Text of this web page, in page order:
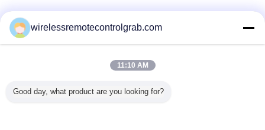
Trust Seal
Verified Suplier
Alle producten
wirelessremotecontrolgrab.com
11:10 AM
Good day, what product are you looking for?